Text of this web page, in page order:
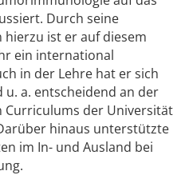
Durch seine
ist er auf diesem
ein international
in der Lehre hat er sich
a. entscheidend an der
Curriculums der Universität
hinaus unterstützte
im In- und Ausland bei